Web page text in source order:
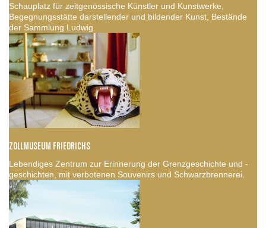
Schauplatz für zeitgenössische Künstler und Kunstwerke,
Begegnungsstätte darstellender und bildender Kunst, Bestände
der Sammlung Ludwig.
ZOLLMUSEUM FRIEDRICHS
Lebendiges Zentrum zur Erinnerung der Grenzgeschichte und -
geschichten, mit verbotenen Souvenirs und Schwarzbrennerei.